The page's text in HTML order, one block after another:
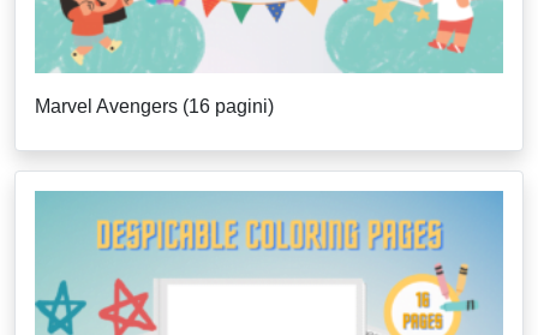
Marvel Avengers (16 pagini)